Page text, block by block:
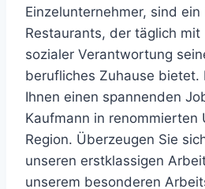
Einzelunternehmer, sind
Restaurants, der täglich
sozialer Verantwortung
berufliches Zuhause bietet.
Ihnen einen spannenden
Kaufmann in renommierten
Region. Überzeugen Sie
unseren erstklassigen
unserem besonderen